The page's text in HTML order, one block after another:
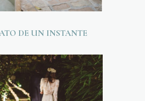
DE UN INSTANTE